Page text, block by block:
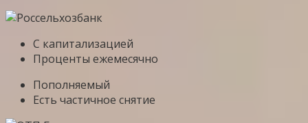
С капитализацией
Проценты ежемесячно
Пополняемый
Есть частичное снятие